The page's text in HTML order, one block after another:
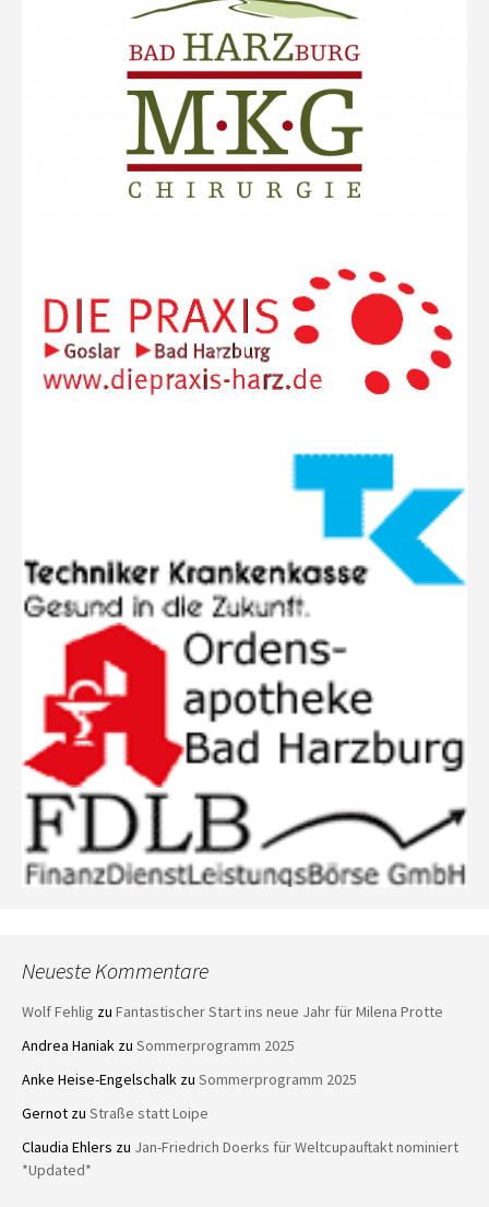
Neueste Kommentare
Wolf Fehlig zu Fantastischer Start ins neue Jahr für Milena Protte
Andrea Haniak zu Sommerprogramm 2025
Anke Heise-Engelschalk zu Sommerprogramm 2025
Gernot zu Straße statt Loipe
Claudia Ehlers zu Jan-Friedrich Doerks für Weltcupauftakt nominiert
*Updated*